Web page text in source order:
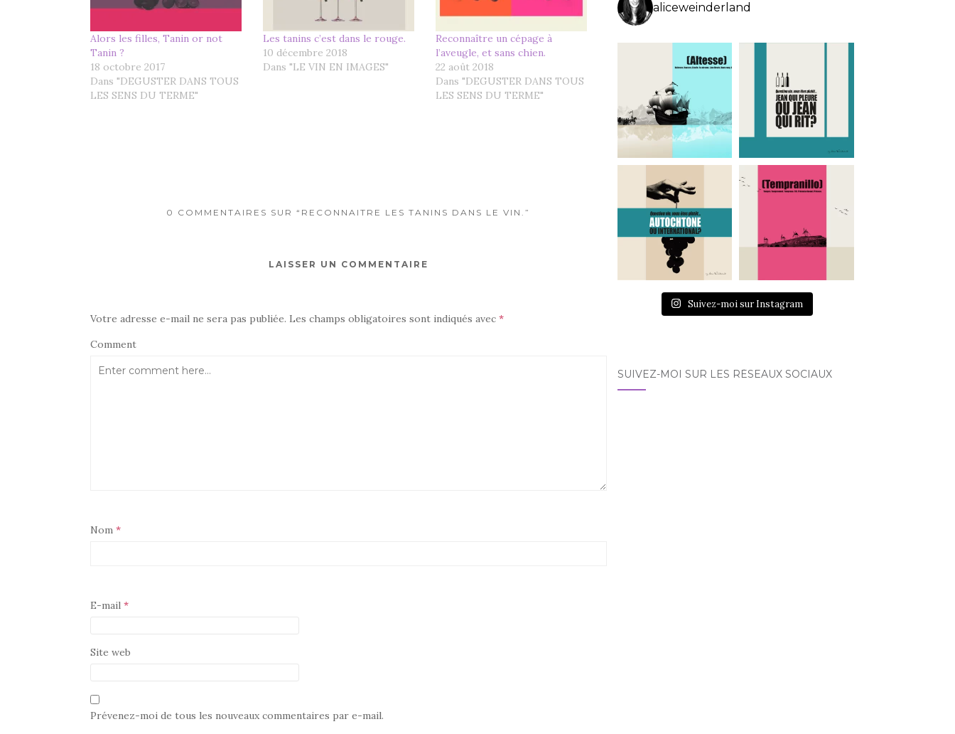
Alors les filles, Tanin or not
Tanin ?
18 octobre 2017
Dans "DEGUSTER DANS TOUS
LES SENS DU TERME"
Les tanins c’est dans le rouge.
10 décembre 2018
Dans "LE VIN EN IMAGES"
Reconnaître un cépage à
l’aveugle, et sans chien.
22 août 2018
Dans "DEGUSTER DANS TOUS
LES SENS DU TERME"
0 COMMENTAIRES SUR “RECONNAITRE LES TANINS DANS LE VIN.”
LAISSER UN COMMENTAIRE
Votre adresse e-mail ne sera pas publiée. Les champs obligatoires sont indiqués avec *
Comment
Nom *
E-mail *
Site web
Prévenez-moi de tous les nouveaux commentaires par e-mail.
aliceweinderland
Suivez-moi sur Instagram
SUIVEZ-MOI SUR LES RÉSEAUX SOCIAUX